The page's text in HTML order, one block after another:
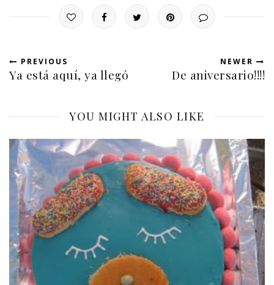
PREVIOUS
Ya está aquí, ya llegó
NEWER
De aniversario!!!!
YOU MIGHT ALSO LIKE